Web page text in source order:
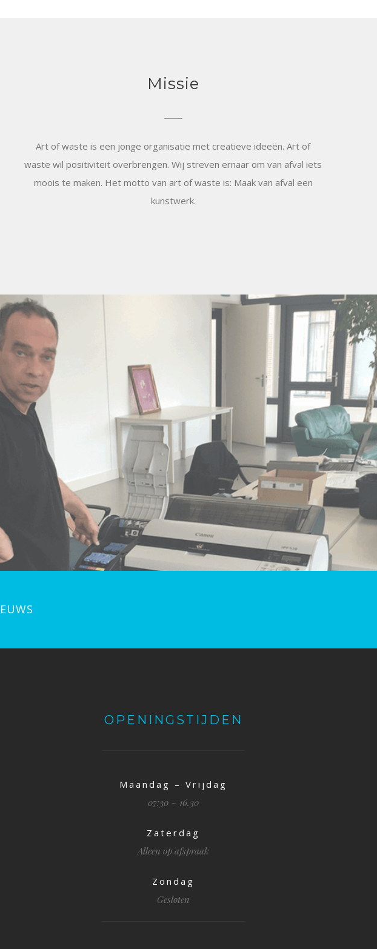
Missie
Art of waste is een jonge organisatie met creatieve ideeën. Art of
waste wil positiviteit overbrengen. Wij streven ernaar om van afval iets
moois te maken. Het motto van art of waste is: Maak van afval een
kunstwerk.
OPENINGSTIJDEN
Maandag – Vrijdag
07:30 ~ 16.30
Zaterdag
Alleen op afspraak
Zondag
Gesloten